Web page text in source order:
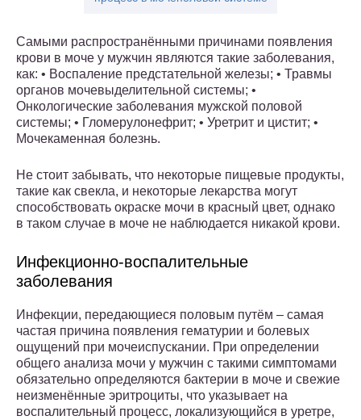
Самыми распространёнными причинами появления
крови в моче у мужчин являются такие заболевания,
как: • Воспаление предстательной железы; • Травмы
органов мочевыделительной системы; •
Онкологические заболевания мужской половой
системы; • Гломерулонефрит; • Уретрит и цистит; •
Мочекаменная болезнь.
Не стоит забывать, что некоторые пищевые продукты,
такие как свекла, и некоторые лекарства могут
способствовать окраске мочи в красный цвет, однако
в таком случае в моче не наблюдается никакой крови.
Инфекционно-воспалительные
заболевания
Инфекции, передающиеся половым путём – самая
частая причина появления гематурии и болевых
ощущений при мочеиспускании. При определении
общего анализа мочи у мужчин с такими симптомами
обязательно определяются бактерии в моче и свежие
неизменённые эритроциты, что указывает на
воспалительный процесс, локализующийся в уретре,